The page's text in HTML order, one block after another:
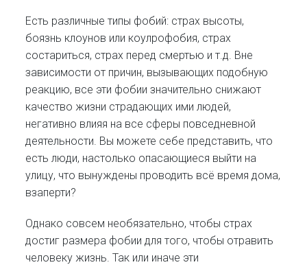
Есть различные типы фобий: страх высоты,
боязнь клоунов или коулрофобия, страх
состариться, страх перед смертью и т.д. Вне
зависимости от причин, вызывающих подобную
реакцию, все эти фобии значительно снижают
качество жизни страдающих ими людей,
негативно влияя на все сферы повседневной
деятельности. Вы можете себе представить, что
есть люди, настолько опасающиеся выйти на
улицу, что вынуждены проводить всё время дома,
взаперти?
Однако совсем необязательно, чтобы страх
достиг размера фобии для того, чтобы отравить
человеку жизнь. Так или иначе эти